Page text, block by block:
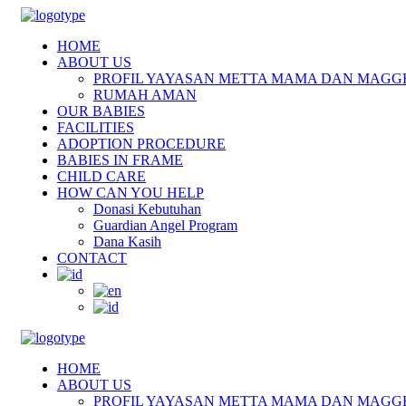
HOME
ABOUT US
PROFIL YAYASAN METTA MAMA DAN
RUMAH AMAN
OUR BABIES
FACILITIES
ADOPTION PROCEDURE
BABIES IN FRAME
CHILD CARE
HOW CAN YOU HELP
Donasi Kebutuhan
Guardian Angel Program
Dana Kasih
CONTACT
HOME
ABOUT US
PROFIL YAYASAN METTA MAMA DAN